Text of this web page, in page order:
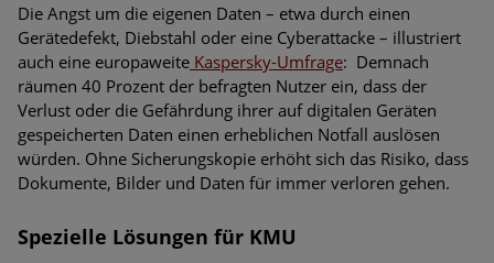
Die Angst um die eigenen Daten – etwa durch einen
Gerätedefekt, Diebstahl oder eine Cyberattacke – illustriert
auch eine europaweite Kaspersky-Umfrage: Demnach
räumen 40 Prozent der befragten Nutzer ein, dass der
Verlust oder die Gefährdung ihrer auf digitalen Geräten
gespeicherten Daten einen erheblichen Notfall auslösen
würden. Ohne Sicherungskopie erhöht sich das Risiko, dass
Dokumente, Bilder und Daten für immer verloren gehen.
Spezielle Lösungen für KMU